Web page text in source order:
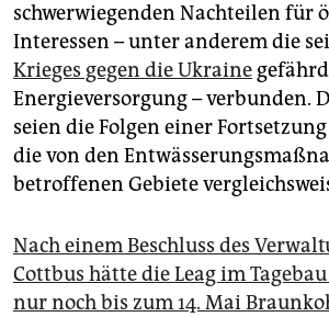
schwerwiegenden Nachteilen für
Interessen – unter anderem die
Krieges gegen die Ukraine
Energieversorgung – verbunden.
seien die Folgen einer
die von den
betroffenen Gebiete
Nach einem Beschluss des
Cottbus hätte die Leag im
nur noch bis zum 14. Mai